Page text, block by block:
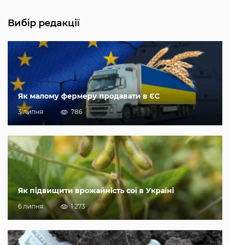
Вибір редакції
Як малому фермеру продавати в ЄС
3 липня 786
Як підвищити врожайність сої в Україні
6 липня 1 273